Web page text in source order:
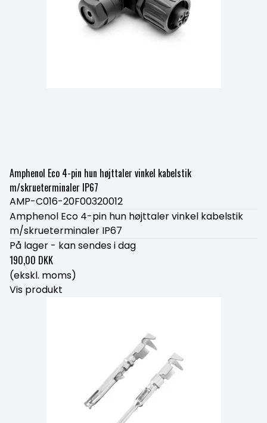
Amphenol Eco 4-pin hun højttaler vinkel kabelstik
m/skrueterminaler IP67
AMP-C016-20F00320012
Amphenol Eco 4-pin hun højttaler vinkel kabelstik
m/skrueterminaler IP67
På lager - kan sendes i dag
190,00 DKK
(ekskl. moms)
Vis produkt